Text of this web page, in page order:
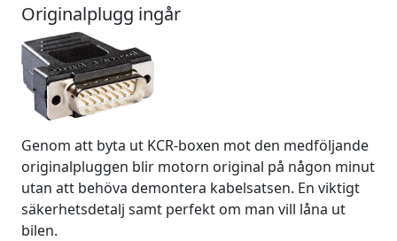
Originalplugg ingår
Genom att byta ut KCR-boxen mot den medföljande
originalpluggen blir motorn original på någon minut
utan att behöva demontera kabelsatsen. En viktigt
säkerhetsdetalj samt perfekt om man vill låna ut
bilen.